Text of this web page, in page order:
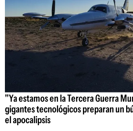
"Ya estamos en la Tercera Guerra
gigantes tecnológicos preparan un
el apocalipsis